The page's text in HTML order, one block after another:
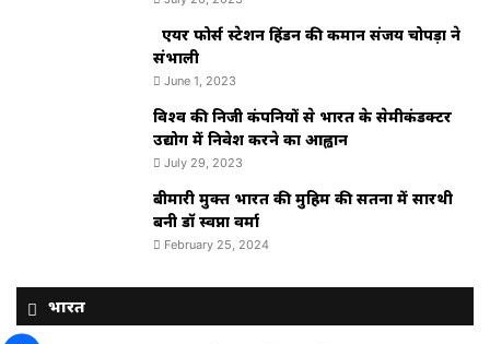
एयर फोर्स स्टेशन हिंडन की कमान संजय चोपड़ा ने
संभाली
June 1, 2023
विश्‍व की निजी कंपनियों से भारत के सेमीकंडक्टर
उद्योग में निवेश करने का आह्वान
July 29, 2023
बीमारी मुक्त भारत की मुहिम की सतना में सारथी
बनी डाॅ स्वप्ना वर्मा
February 25, 2024
भारत